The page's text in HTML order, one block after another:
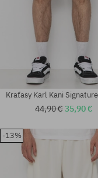
Dostupné veľkosti:
30; 32; 34
Kraťasy Karl Kani
44,90 €35,90 €
-13%